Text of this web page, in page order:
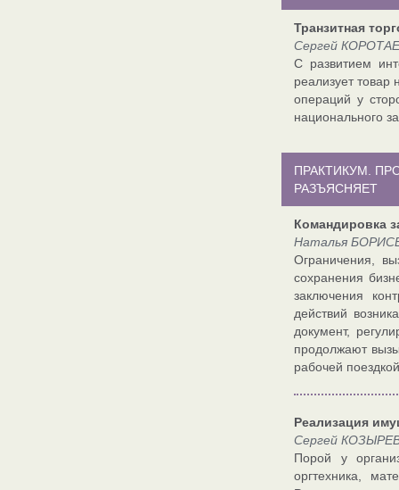
Транзитная
Сергей
С развитием
реализует товар
операций у
национального
ПРАКТИКУМ.
РАЗЪЯСНЯЕТ
Командировка
Наталья
Ограничения,
сохранения
заключения
действий
документ,
продолжают
рабочей
Реализация
Сергей
Порой у
оргтехника,